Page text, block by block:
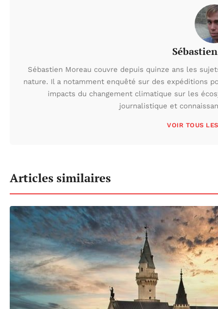
Sébastien Moreau couvre depuis quinze ans les
nature. Il a notamment enquêté sur des expéditions
impacts du changement climatique sur les
journalistique et
VOIR TOUS
Articles similaires